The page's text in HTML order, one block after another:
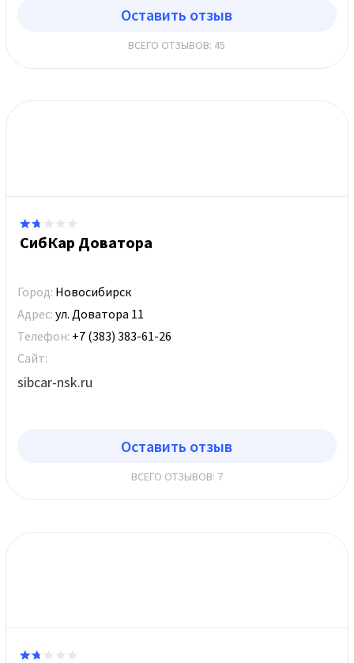
Оставить отзыв
ВСЕГО ОТЗЫВОВ: 45
СибКар Доватора
Город: Новосибирск
Адрес: ул. Доватора 11
Телефон: +7 (383) 383-61-26
Сайт:
sibcar-nsk.ru
Оставить отзыв
ВСЕГО ОТЗЫВОВ: 7